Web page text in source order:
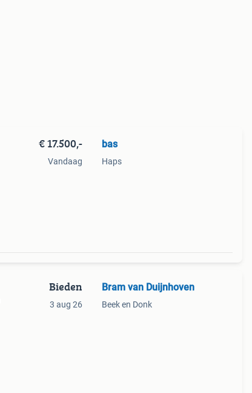
€ 17.500,-
Vandaag
bas
Haps
Bieden
3 aug 26
Bram van Duijnhoven
Beek en Donk